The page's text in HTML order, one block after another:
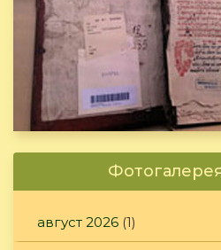
август 2026 (1)